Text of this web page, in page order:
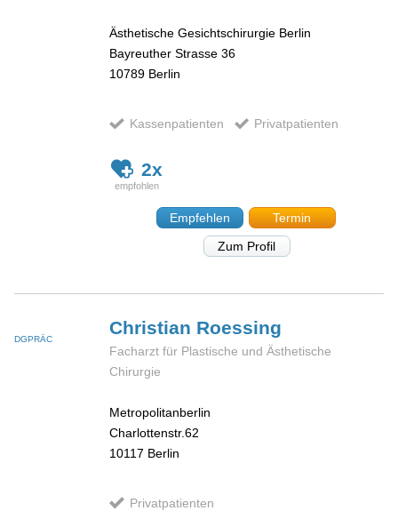
Ästhetische Gesichtschirurgie Berlin
Bayreuther Strasse 36
10789 Berlin
Kassenpatienten Privatpatienten
2x
Empfehlen
Termin
Zum Profil
DGPRÄC
Christian Roessing
Facharzt für Plastische und Ästhetische
Chirurgie
Metropolitanberlin
Charlottenstr.62
10117 Berlin
Privatpatienten